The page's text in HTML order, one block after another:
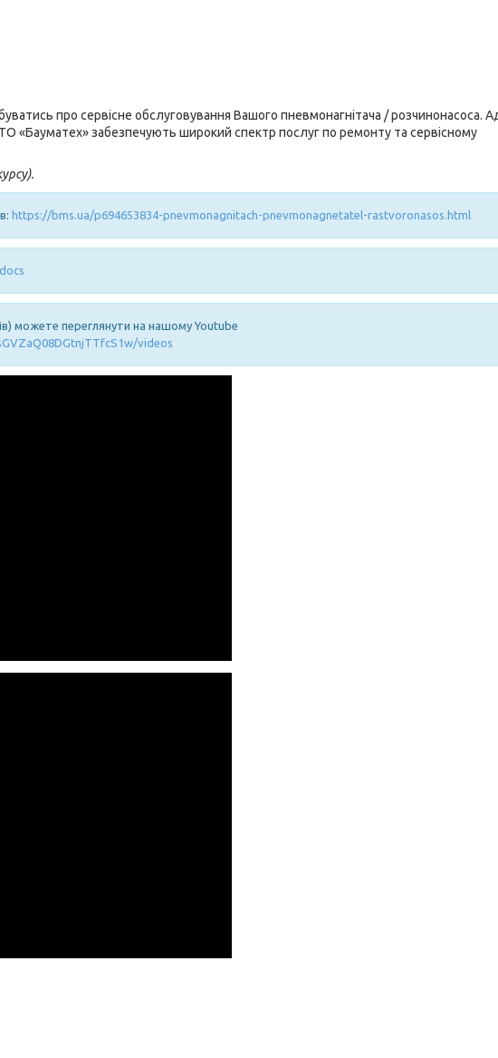
про сервісне обслуговування Вашого пневмонагнітача / розчинонасоса.
«Бауматех» забезпечують широкий спектр послуг по ремонту та сервісному
https://bms.ua/p694653834-pnevmonagnitach-pnevmonagnetatel-rastvoronasos.html
можете переглянути на нашому Youtube
videos